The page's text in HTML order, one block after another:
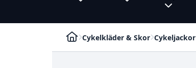
Cykelkläder & Skor Cykeljackor